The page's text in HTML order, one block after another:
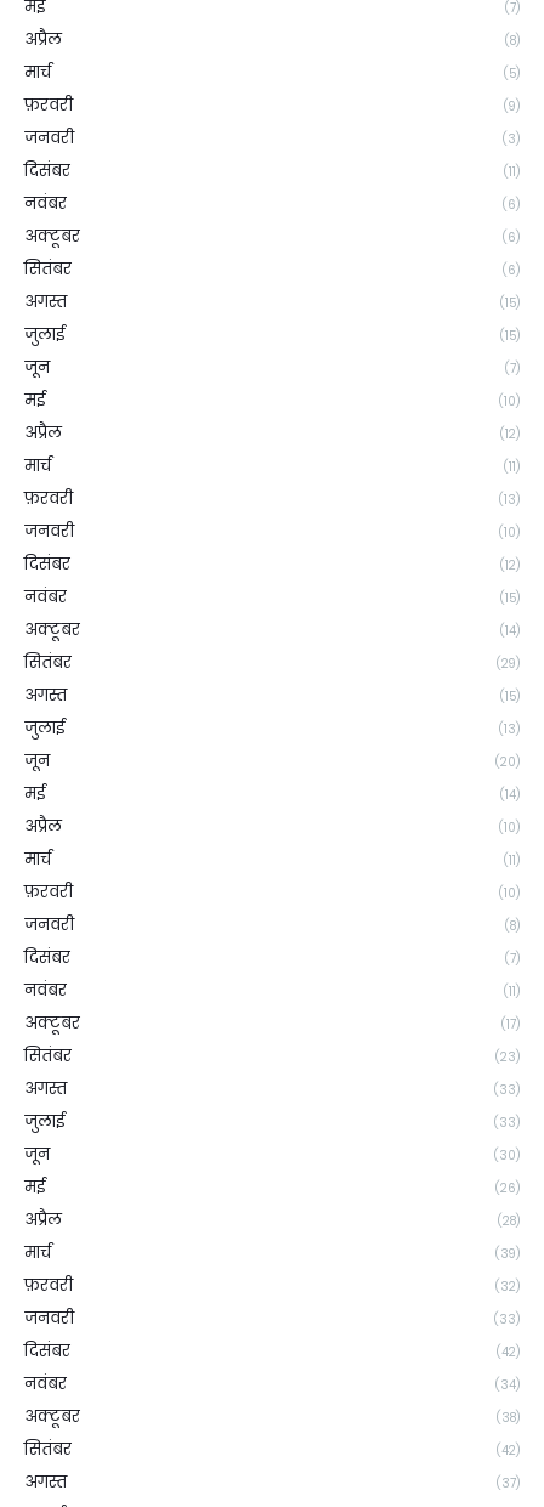
मई (7)
अप्रैल (8)
मार्च (5)
फ़रवरी (9)
जनवरी (3)
दिसंबर (11)
नवंबर (6)
अक्टूबर (6)
सितंबर (6)
अगस्त (15)
जुलाई (15)
जून (7)
मई (10)
अप्रैल (12)
मार्च (11)
फ़रवरी (13)
जनवरी (10)
दिसंबर (12)
नवंबर (15)
अक्टूबर (14)
सितंबर (29)
अगस्त (15)
जुलाई (13)
जून (20)
मई (14)
अप्रैल (10)
मार्च (11)
फ़रवरी (10)
जनवरी (8)
दिसंबर (7)
नवंबर (11)
अक्टूबर (17)
सितंबर (23)
अगस्त (33)
जुलाई (33)
जून (30)
मई (26)
अप्रैल (28)
मार्च (39)
फ़रवरी (32)
जनवरी (33)
दिसंबर (42)
नवंबर (34)
अक्टूबर (38)
सितंबर (42)
अगस्त (37)